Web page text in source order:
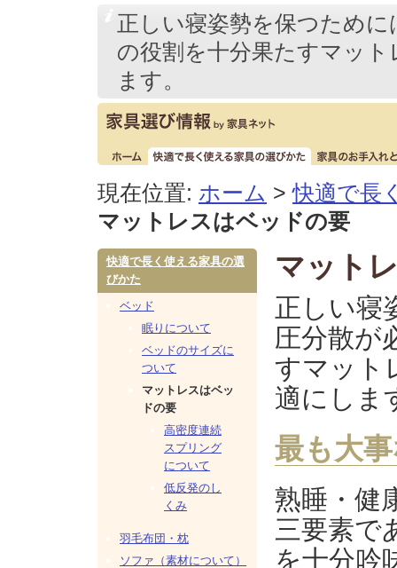
正しい寝姿勢を保つため
の役割を十分果たすマッ
ます。
本
キ
ッ
[大
テ
ゴ
の
メ
現在位置: ホーム >快適で長
マットレスはベッドの要
[こ
の
快適で長く使える家具の選
びかた
ベッド
眠りについて
ベッドのサイズに
ついて
マットレスはベッ
ドの要
高密度連続
スプリング
について
低反発のし
くみ
羽毛布団・枕
ソファ（素材について）
マット
正しい寝
圧分散が
すマット
適にしま
最も大
熟睡・健
三要素で
を十分吟